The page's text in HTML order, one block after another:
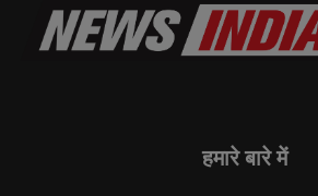
हमारे बारे में